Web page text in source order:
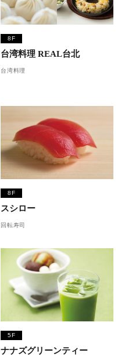
8F
台湾料理 REAL台北
台湾料理
8F
スシロー
回転寿司
5F
ナナズグリーンティー